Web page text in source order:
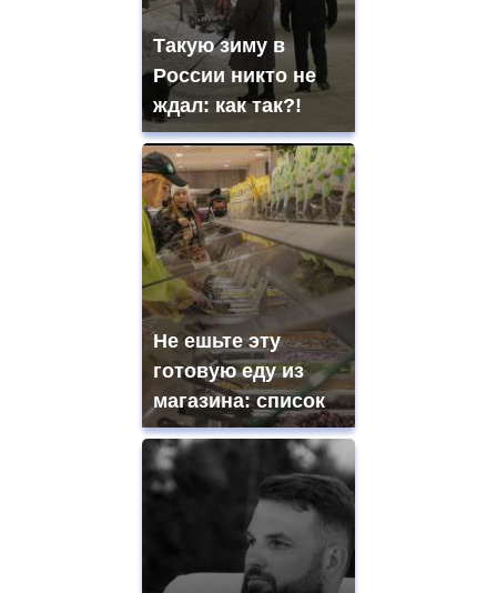
Такую зиму в
России никто не
ждал: как так?!
Не ешьте эту
готовую еду из
магазина: список